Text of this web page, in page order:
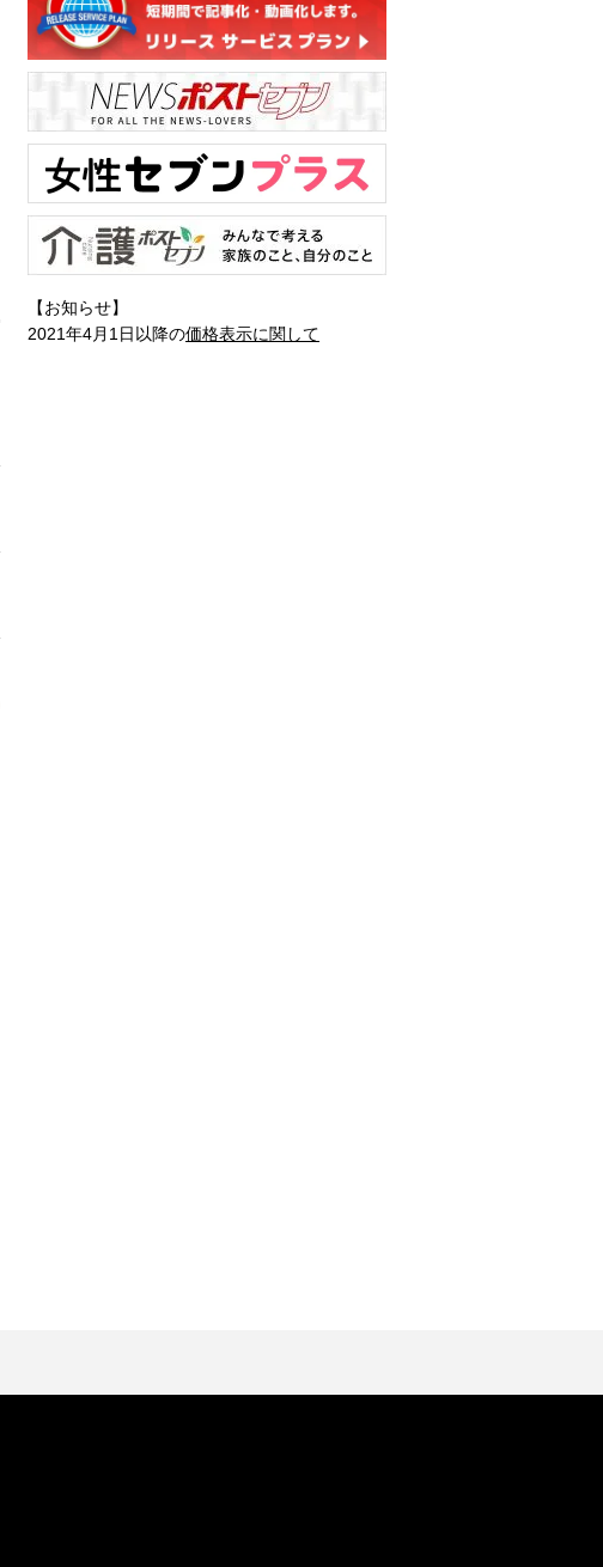
【お知らせ】
2021年4月1日以降の価格表示に関して